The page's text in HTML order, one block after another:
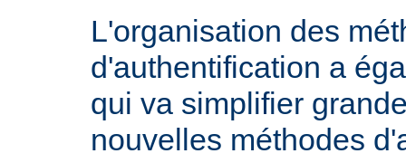
L'organisation des
d'authentification a
qui va simplifier
nouvelles méthodes